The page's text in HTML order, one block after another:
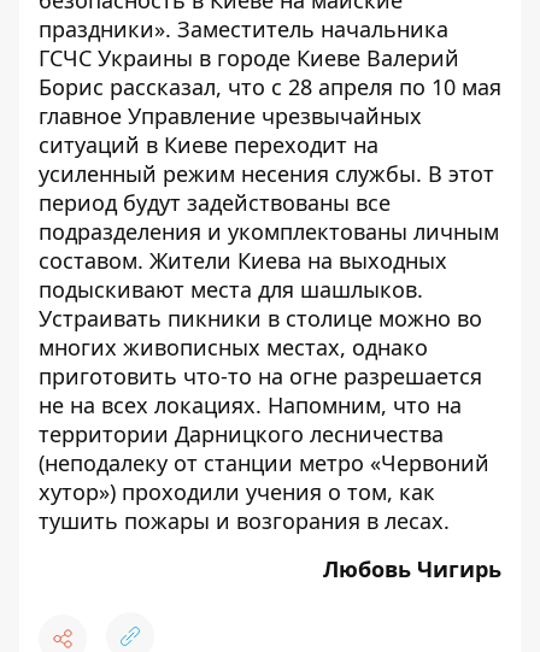
праздники». Заместитель начальника
ГСЧС Украины в городе Киеве Валерий
Борис рассказал, что с 28 апреля по 10 мая
главное Управление чрезвычайных
ситуаций в Киеве переходит на
усиленный режим несения службы. В этот
период будут задействованы все
подразделения и укомплектованы личным
составом. Жители Киева на выходных
подыскивают места для шашлыков.
Устраивать пикники в столице можно во
многих живописных местах, однако
приготовить что-то на огне разрешается
не на всех локациях. Напомним, что на
территории Дарницкого лесничества
(неподалеку от станции метро «Червоний
хутор») проходили учения о том, как
тушить пожары и возгорания в лесах.
Любовь Чигирь